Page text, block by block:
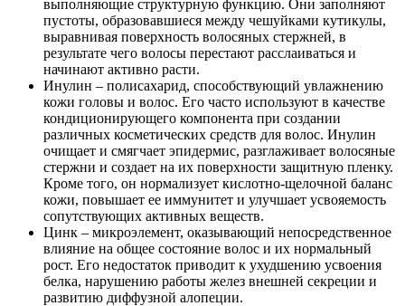
выполняющие структурную функцию. Они заполняют
пустоты, образовавшиеся между чешуйками кутикулы,
выравнивая поверхность волосяных стержней, в
результате чего волосы перестают расслаиваться и
начинают активно расти.
Инулин – полисахарид, способствующий увлажнению
кожи головы и волос. Его часто используют в качестве
кондиционирующего компонента при создании
различных косметических средств для волос. Инулин
очищает и смягчает эпидермис, разглаживает волосяные
стержни и создает на их поверхности защитную пленку.
Кроме того, он нормализует кислотно-щелочной баланс
кожи, повышает ее иммунитет и улучшает усвояемость
сопутствующих активных веществ.
Цинк – микроэлемент, оказывающий непосредственное
влияние на общее состояние волос и их нормальный
рост. Его недостаток приводит к ухудшению усвоения
белка, нарушению работы желез внешней секреции и
развитию диффузной алопеции.